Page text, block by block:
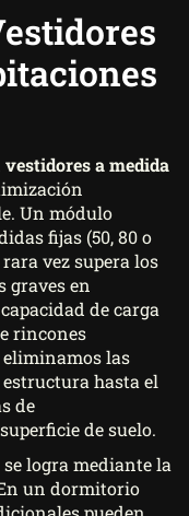
vestidores a medida
Un módulo
fijas (50, 80 o
vez supera los
graves en
de carga
rincones
las
hasta el
de
de suelo.
logra mediante la
un dormitorio